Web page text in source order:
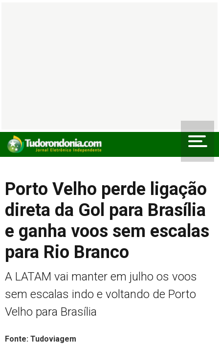
Porto Velho perde ligação
direta da Gol para Brasília
e ganha voos sem escalas
para Rio Branco
A LATAM vai manter em julho os voos
sem escalas indo e voltando de Porto
Velho para Brasília
Fonte: Tudoviagem